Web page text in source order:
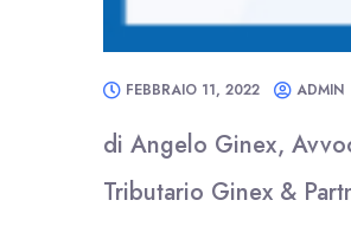
FEBBRAIO 11, 2022 ADMIN
di Angelo Ginex,
Tributario Ginex &